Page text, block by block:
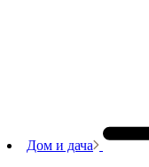
Дом и дача